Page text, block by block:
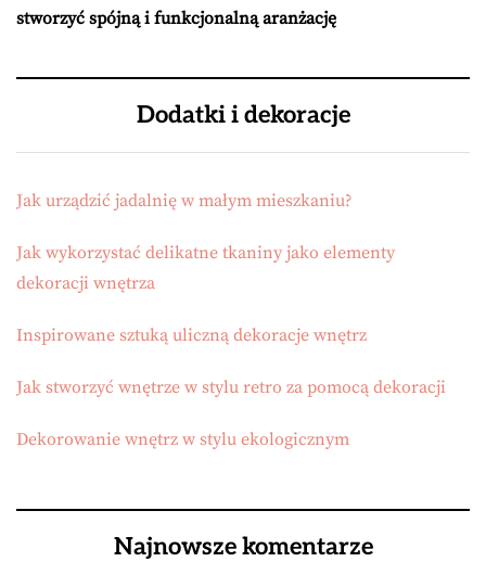
stworzyć spójną i funkcjonalną aranżację
Dodatki i dekoracje
Jak urządzić jadalnię w małym mieszkaniu?
Jak wykorzystać delikatne tkaniny jako elementy
dekoracji wnętrza
Inspirowane sztuką uliczną dekoracje wnętrz
Jak stworzyć wnętrze w stylu retro za pomocą dekoracji
Dekorowanie wnętrz w stylu ekologicznym
Najnowsze komentarze